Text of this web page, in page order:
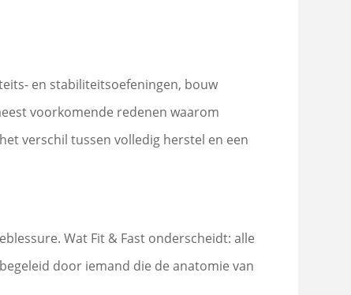
en stabiliteitsoefeningen, bouw
voorkomende redenen waarom
verschil tussen volledig herstel en een
Wat Fit & Fast onderscheidt: alle
door iemand die de anatomie van